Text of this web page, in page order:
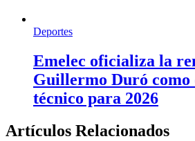
Deportes
Emelec oficializa la
Guillermo Duró
técnico para 2026
Artículos Relacionados